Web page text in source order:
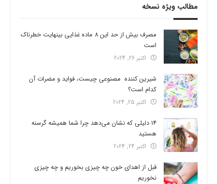
مطالب ویژه نسخه
مصرف بیش از حد این 8 ماده غذایی بینهایت خطرناک
است
اکتبر 26, 2024
شیرین کننده مصنوعی چیست، فواید و مضرات آن
کدام است؟
اکتبر 25, 2024
14 دلیلی که نشان می‌دهد چرا شما همیشه گرسنه
هستید
اکتبر 24, 2024
قبل از اهدای خون چه چیزی بخوریم و چه چیزی
نخوریم